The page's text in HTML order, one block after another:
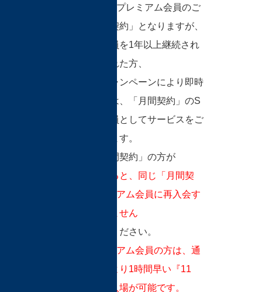
原則として、Sプレミアム会員のご
入会は「年間契約」となりますが、
プレミアム会員を1年以上継続され
て昇格認定された方、
および特優キャンペーンにより即時
認定された方は、「月間契約」のS
プレミアム会員としてサービスをご
利用いただけます。
ただし、「月間契約」の方が
一度退会されると、同じ「月間契
約」のSプレミアム会員に再入会す
ることはできません
ので、ご注意ください。
また、Sプレミアム会員の方は、通
常の開催時間より1時間早い『11
時』からのご入場が可能です。